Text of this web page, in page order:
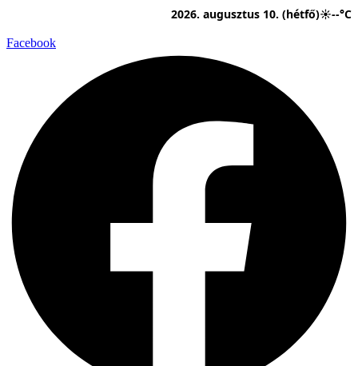
tartalomhoz
2026. augusztus 10. (hétfő)☀--°C
Facebook